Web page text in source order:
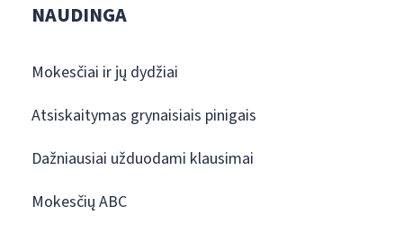
NAUDINGA
Mokesčiai ir jų dydžiai
Atsiskaitymas grynaisiais pinigais
Dažniausiai užduodami klausimai
Mokesčių ABC